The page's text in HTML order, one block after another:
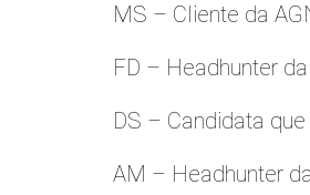
MS – Cliente da
FD – Headhunter
DS – Candidata
AM – Headhunter